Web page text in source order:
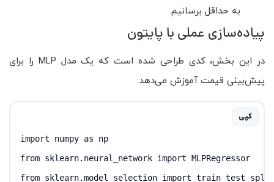
به حداقل برسانیم.
پیاده‌سازی عملی با پایتون
در این بخش، کدی طراحی شده است که یک مدل MLP را برای
پیش‌بینی قیمت آموزش می‌دهد:
import numpy as np
from sklearn.neural_network import MLPRegressor
from sklearn.model_selection import train_test_split
کپی